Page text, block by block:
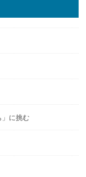
に挑む